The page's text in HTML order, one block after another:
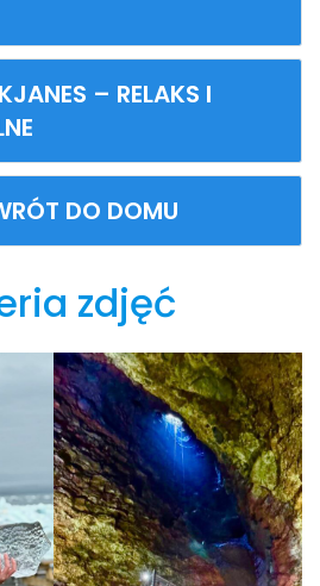
– RELAKS I
DO DOMU
zdjęć